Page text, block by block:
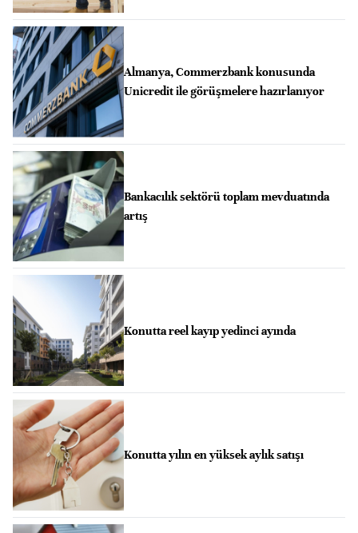
Almanya, Commerzbank konusunda
Unicredit ile görüşmelere hazırlanıyor
Bankacılık sektörü toplam mevduatında
artış
Konutta reel kayıp yedinci ayında
Konutta yılın en yüksek aylık satışı